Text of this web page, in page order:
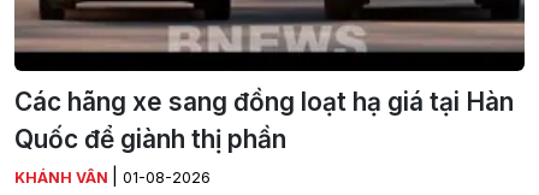
Các hãng xe sang đồng loạt hạ giá tại Hàn
Quốc để giành thị phần
KHÁNH VÂN 01-08-2026